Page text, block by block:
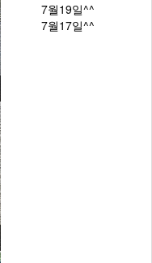
7월19일^^
7월17일^^